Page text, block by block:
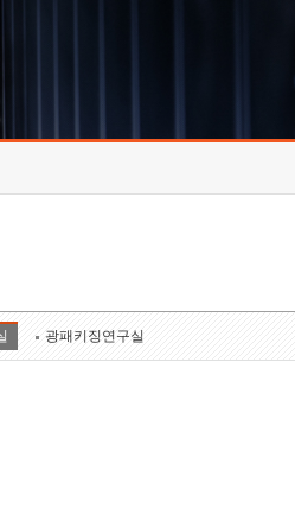
호남권연구본부
기획본부
광패키징연구실